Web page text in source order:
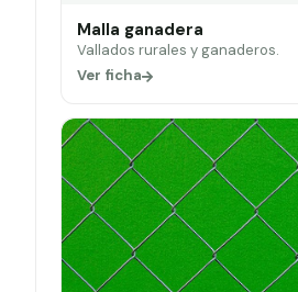
Malla ganadera
Vallados rurales y ganaderos.
Ver ficha